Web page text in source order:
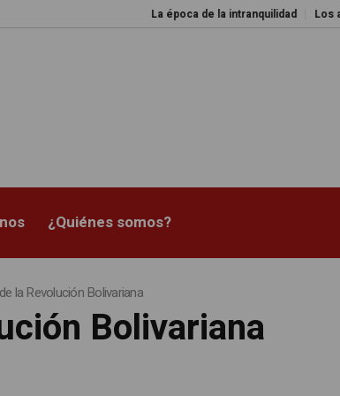
La época de la intranquilidad Los amos del
¿Quiénes somos?
la Revolución Bolivariana
Bolivariana